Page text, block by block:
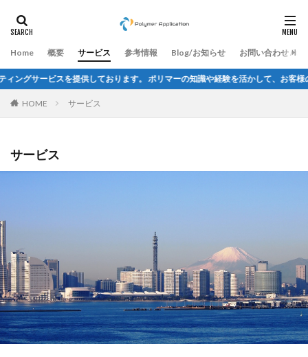
Home 概要 サービス 参考情報 Blog/お知らせ お問い合わせ /
リマーの知識や経験を活かして、お客様のニーズに応じたサービスを提供い
HOME サービス
サービス